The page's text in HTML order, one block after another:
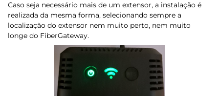
Caso seja necessário mais de um extensor, a instalação é
realizada da mesma forma, selecionando sempre a
localização do extensor nem muito perto, nem muito
longe do FiberGateway.